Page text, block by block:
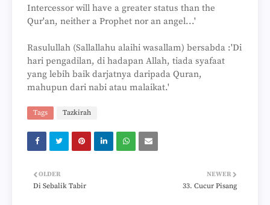
Intercessor will have a greater status than the
Qur'an, neither a Prophet nor an angel...'
Rasulullah (Sallallahu alaihi wasallam) bersabda :'Di
hari pengadilan, di hadapan Allah, tiada syafaat
yang lebih baik darjatnya daripada Quran,
mahupun dari nabi atau malaikat.'
Tags Tazkirah
NEWER
33. Cucur Pisang
OLDER
Di Sebalik Tabir